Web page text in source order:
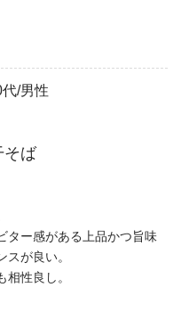
代/男性
そば
ター感がある上品かつ旨味
が良い。
性良し。